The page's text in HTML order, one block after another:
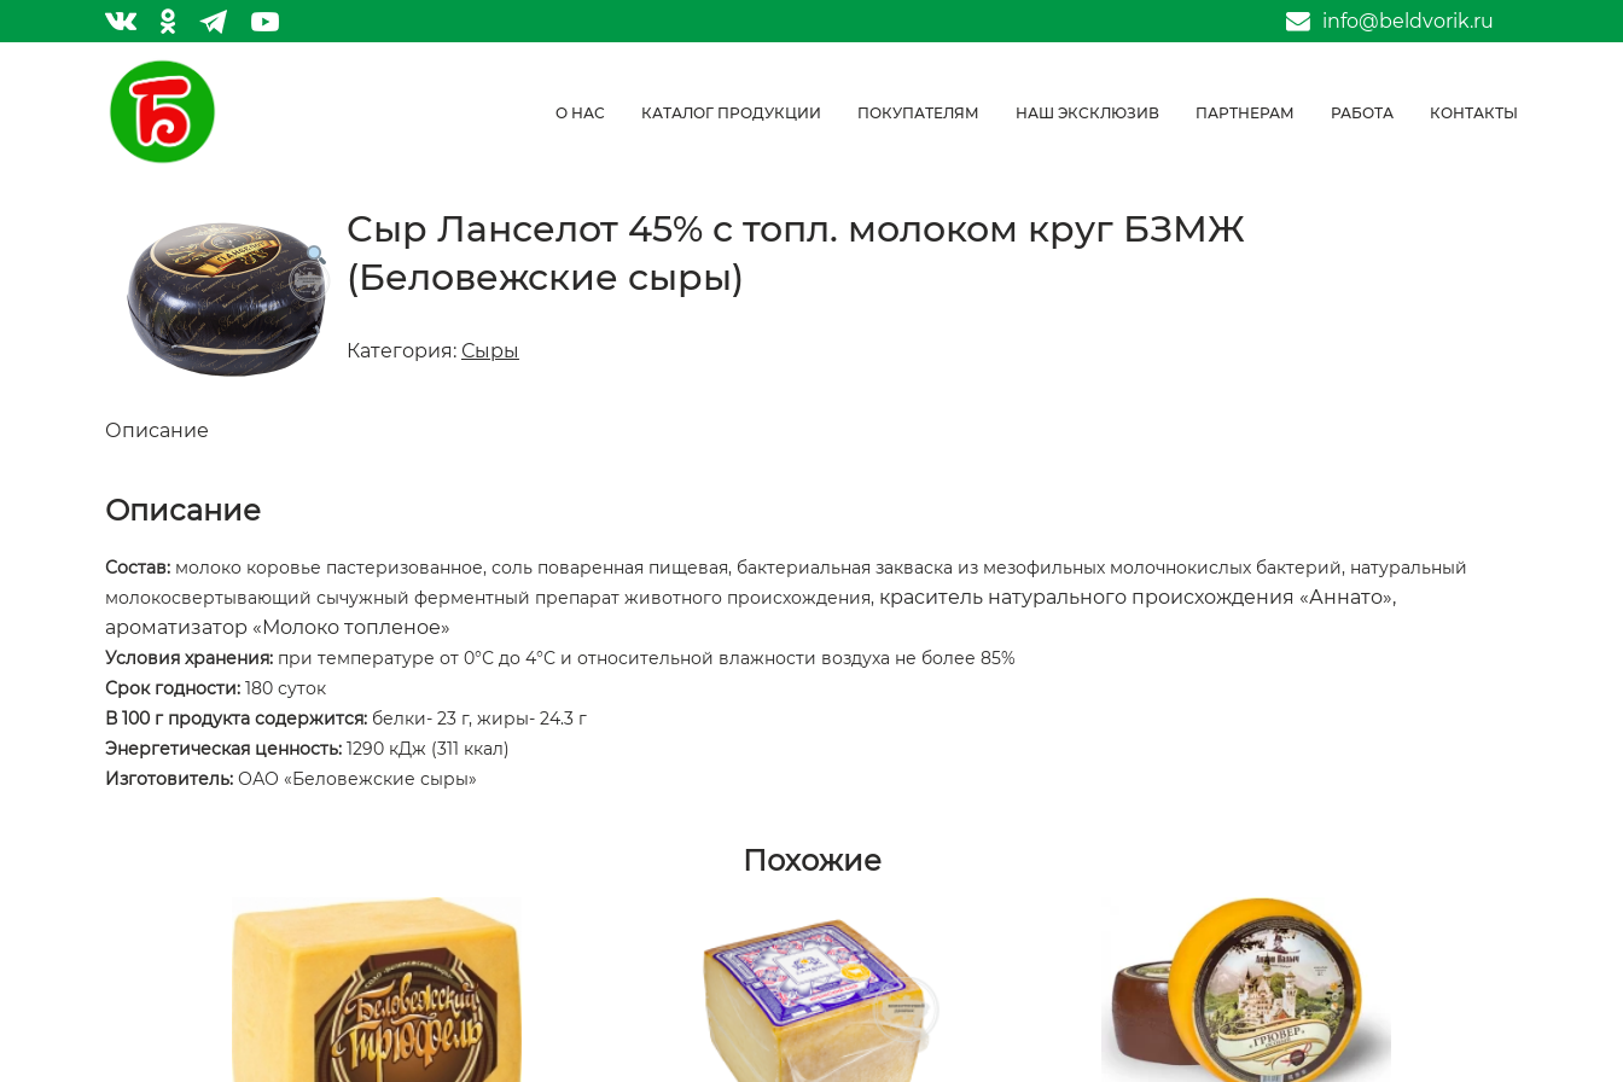
info@beldvorik.ru
О НАС КАТАЛОГ ПРОДУКЦИИ ПОКУПАТЕЛЯМ НАШ ЭКСКЛЮЗИВ ПАРТНЕРАМ РАБОТА КОНТАКТЫ
Сыр Ланселот 45% с топл. молоком круг БЗМЖ
(Беловежские сыры)
Категория: Сыры
Описание
Описание
Состав: молоко коровье пастеризованное, соль поваренная пищевая, бактериальная закваска из мезофильных молочнокислых бактерий, натуральный
молокосвертывающий сычужный ферментный препарат животного происхождения, краситель натурального происхождения «Аннато»,
ароматизатор «Молоко топленое»
Условия хранения: при температуре от 0°С до 4°С и относительной влажности воздуха не более 85%
Срок годности: 180 суток
В 100 г продукта содержится: белки- 23 г, жиры- 24.3 г
Энергетическая ценность: 1290 кДж (311 ккал)
Изготовитель: ОАО «Беловежские сыры»
Похожие